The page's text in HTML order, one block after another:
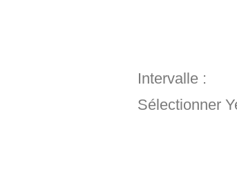
Intervalle :
Sélectionner